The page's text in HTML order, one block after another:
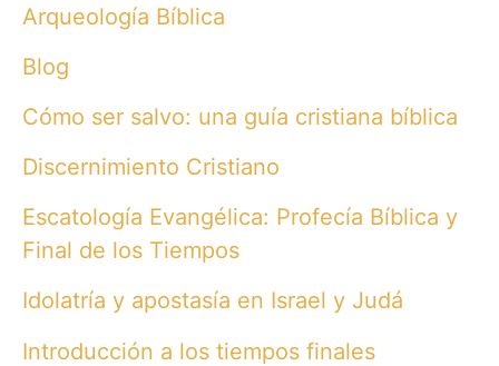
Arqueología Bíblica
Blog
Cómo ser salvo: una guía cristiana bíblica
Discernimiento Cristiano
Escatología Evangélica: Profecía Bíblica y
Final de los Tiempos
Idolatría y apostasía en Israel y Judá
Introducción a los tiempos finales